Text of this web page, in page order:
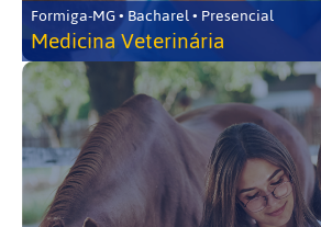
Formiga-MG • Bacharel • Presencial
Medicina Veterinária